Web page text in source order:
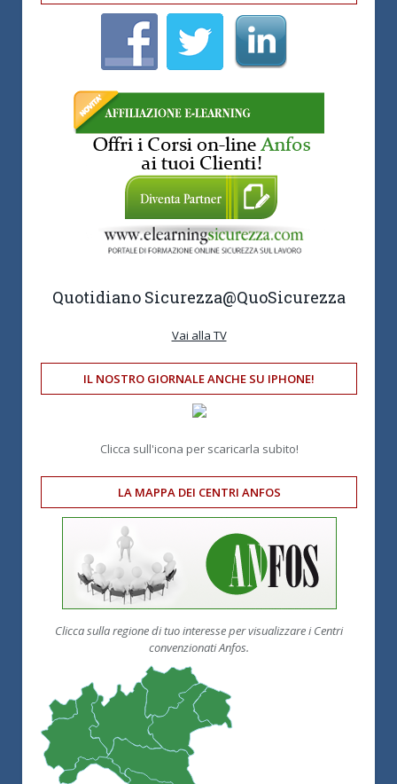
Quotidiano Sicurezza@QuoSicurezza
Vai alla TV
IL NOSTRO GIORNALE ANCHE SU IPHONE!
Clicca sull'icona per scaricarla subito!
LA MAPPA DEI CENTRI ANFOS
Clicca sulla regione di tuo interesse per visualizzare i Centri
convenzionati Anfos.